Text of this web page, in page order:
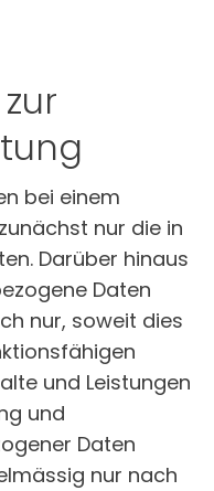
bei einem
nur die in
Darüber hinaus
Daten
nur, soweit dies
und Leistungen
und
Daten
nur nach